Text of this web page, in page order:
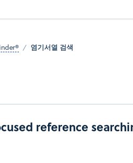
염기서열 검색
reference